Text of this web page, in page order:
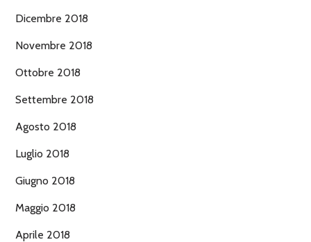
Dicembre 2018
Novembre 2018
Ottobre 2018
Settembre 2018
Agosto 2018
Luglio 2018
Giugno 2018
Maggio 2018
Aprile 2018